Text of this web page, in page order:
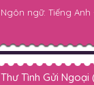
Ngôn ngữ: Tiếng Anh
Thư Tình Gửi Ngoại